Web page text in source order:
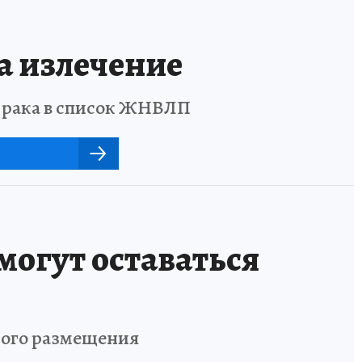
излечение
рака в список ЖНВЛП
оставаться
размещения